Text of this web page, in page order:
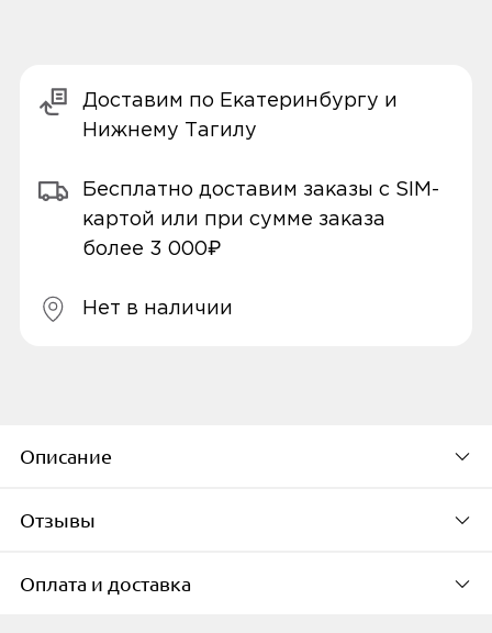
Доставим по Екатеринбургу и
Нижнему Тагилу
Бесплатно доставим заказы с SIM-
картой или при сумме заказа
более 3 000₽
Нет в наличии
Описание
действия 10 м, белый, WB-R02D)
Отзывы
По популярности
Оплата и доставка